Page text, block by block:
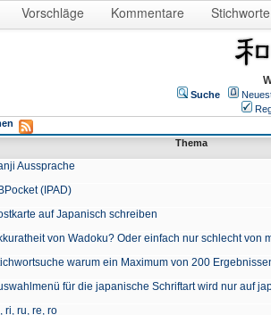
Vorschläge Kommentare Stichworte
Suche
Thema
Aussprache
(IPAD)
auf Japanisch schreiben
von Wadoku? Oder einfach nur schlecht von
warum ein Maximum von 200
für die japanische Schriftart wird nur auf
ri, ru, re, ro